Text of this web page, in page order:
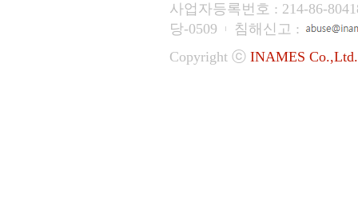
사업자등록번호 : 214-86-
당-0509
침해신고 :
Copyright ⓒ INAMES Co.,Ltd.